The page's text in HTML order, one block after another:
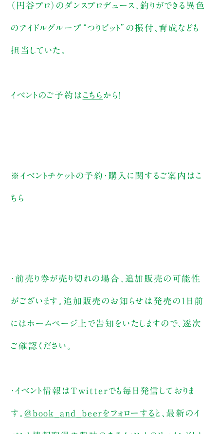
（円谷プロ）のダンスプロデュース、釣りができる異色
のアイドルグループ“つりビット”の振付、育成なども
担当していた。
イベントのご予約は こちら から！
※イベントチケットの予約・購入に関するご案内は こ
ちら
・前売り券が売り切れの場合、追加販売の可能性
がございます。追加販売のお知らせは発売の1日前
にはホームページ上で告知をいたしますので、逐次
ご確認ください。
・イベント情報はTwitterでも毎日発信しておりま
す。 @book_and_beerをフォローする と、最新のイ